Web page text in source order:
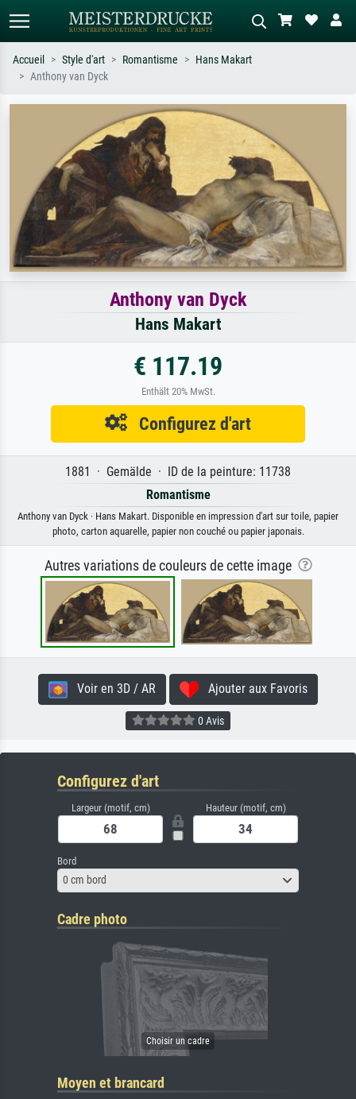
Recherchez par artiste, titre ou style –
ex. Monet, Nuit étoilée,
impressionnisme, vague de Hokusai,
nu.
Décrivez la scène – ex. prairie verte,
abstrait avec beaucoup de rouge,
tableau sombre, nu debout près d'un
arbre.
Accueil Style d'art Romantisme
Hans Makart
Anthony van Dyck
Anthony van Dyck
Hans Makart
€ 117.19
Enthält 20% MwSt.
Configurez d'art
1881 · Gemälde · ID de la peinture: 11738
Romantisme
Anthony van Dyck · Hans Makart. Disponible en impression d'art sur toile, papier
photo, carton aquarelle, papier non couché ou papier japonais.
Autres variations de couleurs de cette image
Voir en 3D / AR Ajouter aux Favoris
0 Avis
Configurez d'art
Largeur (motif, cm) Hauteur (motif, cm)
Bord
0 cm bord
Cadre photo
Moyen et brancard